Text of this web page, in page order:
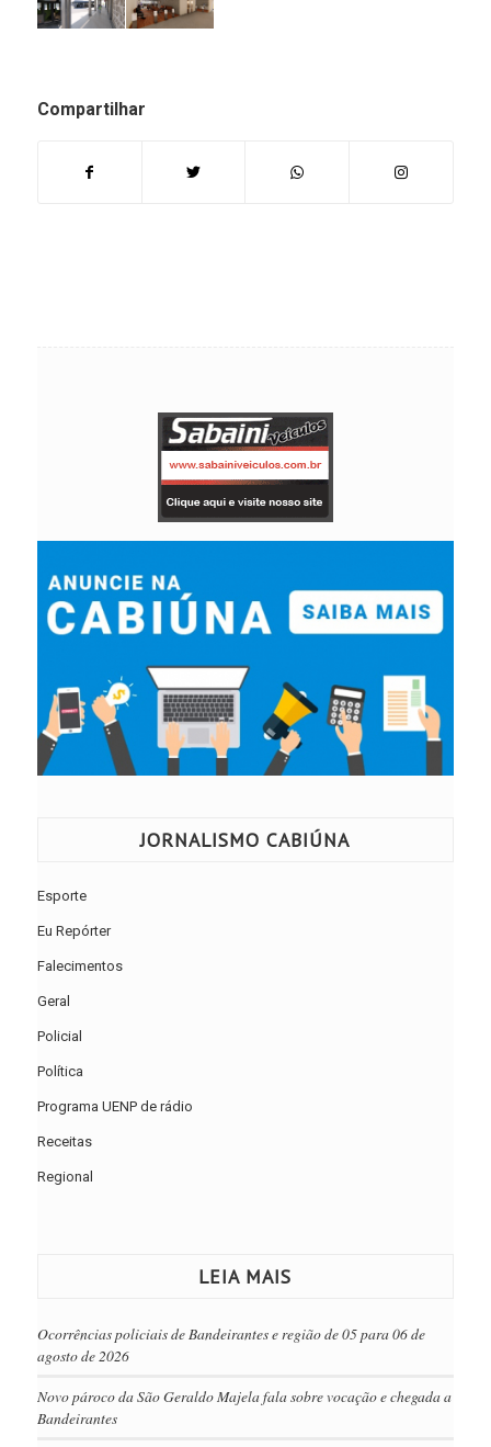
Compartilhar
JORNALISMO CABIÚNA
Esporte
Eu Repórter
Falecimentos
Geral
Policial
Política
Programa UENP de rádio
Receitas
Regional
LEIA MAIS
Ocorrências policiais de Bandeirantes e região de 05 para 06 de
agosto de 2026
Novo pároco da São Geraldo Majela fala sobre vocação e chegada a
Bandeirantes